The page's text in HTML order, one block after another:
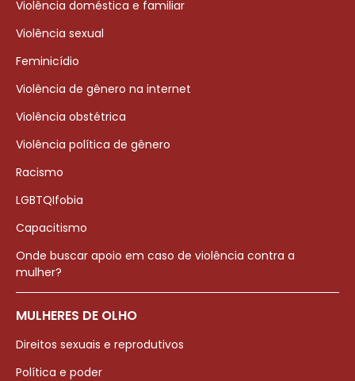
Violência doméstica e familiar
Violência sexual
Feminicídio
Violência de gênero na internet
Violência obstétrica
Violência política de gênero
Racismo
LGBTQIfobia
Capacitismo
Onde buscar apoio em caso de violência contra a
mulher?
MULHERES DE OLHO
Direitos sexuais e reprodutivos
Política e poder